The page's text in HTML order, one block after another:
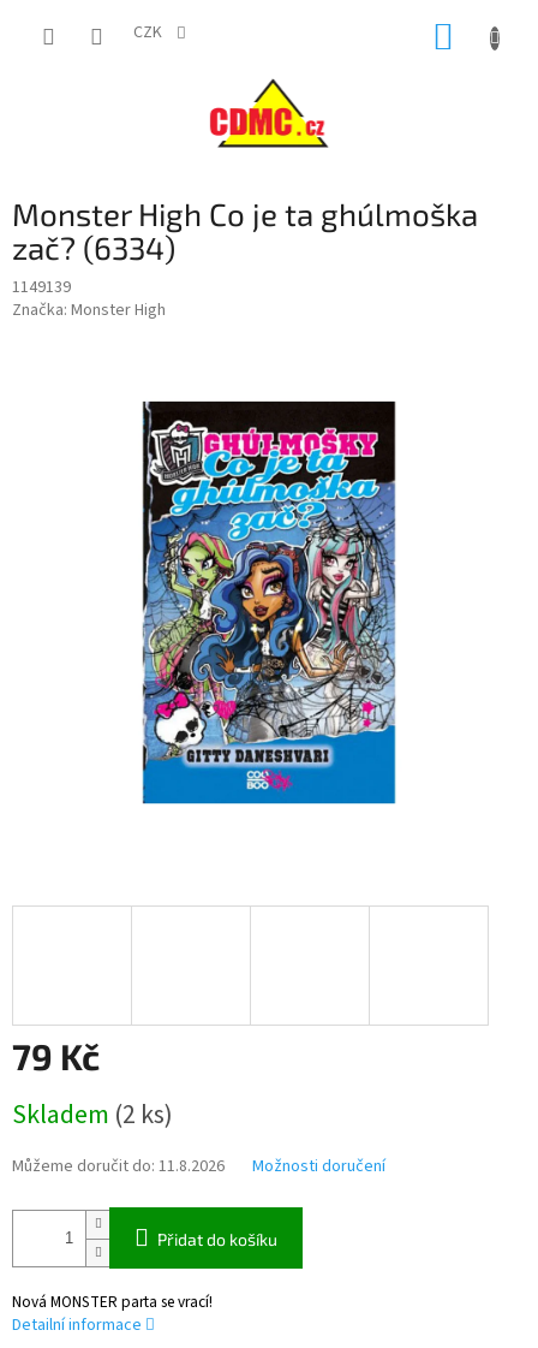
CZK
Monster High Co je ta ghúlmoška
zač? (6334)
1149139
Značka: Monster High
79 Kč
cena:
Skladem (2 ks)
Můžeme doručit do: 11.8.2026 Možnosti doručení
Přidat do košíku
Nová MONSTER parta se vrací!
Detailní informace